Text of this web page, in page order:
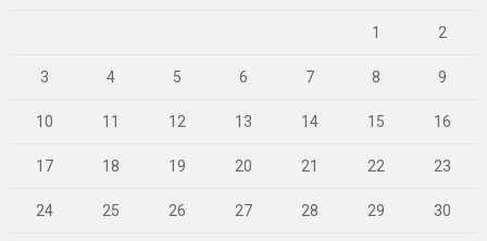
1 2
3 4 5 6 7 8 9
10 11 12 13 14 15 16
17 18 19 20 21 22 23
24 25 26 27 28 29 30